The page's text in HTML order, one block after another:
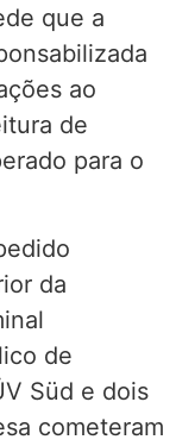
que a
ao
de
para o
da
de
Süd e dois
cometeram